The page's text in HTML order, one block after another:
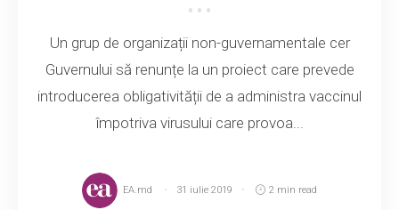
Un grup de organizații non-guvernamentale cer
Guvernului să renunțe la un proiect care prevede
introducerea obligativității de a administra vaccinul
împotriva virusului care provoa...
EA.md 31 iulie 2019 2 min read